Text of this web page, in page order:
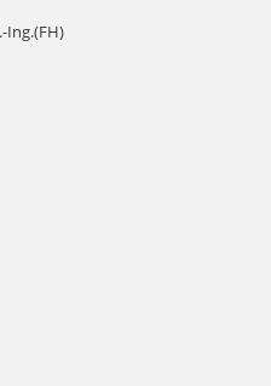
Ing.(FH)